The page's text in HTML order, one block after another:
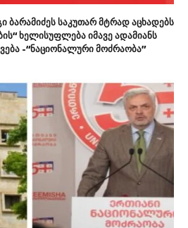
საკუთარ მტრად აცხადებს
ხელისუფლება იმავე ადამიანს
-“ნაციონალური მოძრაობა”